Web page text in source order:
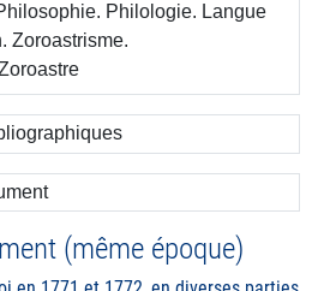
Philologie. Langue
Zoroastrisme.
(même époque)